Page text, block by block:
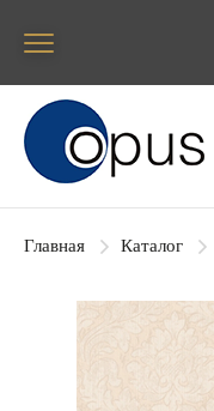
Блок поиска
Главная Каталог